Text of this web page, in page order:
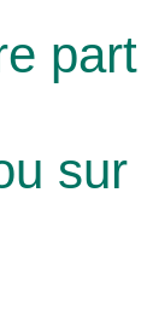
part
sur